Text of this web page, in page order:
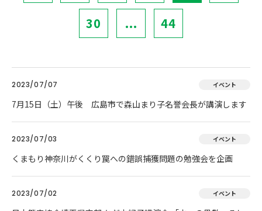
30 ... 44
2023/07/07 イベント
7月15日（土）午後 広島市で森山まり子名誉会長が講演します
2023/07/03 イベント
くまもり神奈川がくくり罠への錯誤捕獲問題の勉強会を企画
2023/07/02 イベント